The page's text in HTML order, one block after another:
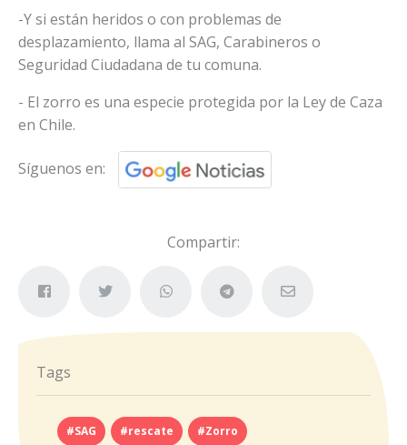
-Y si están heridos o con problemas de
desplazamiento, llama al SAG, Carabineros o
Seguridad Ciudadana de tu comuna.
- El zorro es una especie protegida por la Ley de Caza
en Chile.
Síguenos en:
Compartir:
Tags
#SAG #rescate #Zorro